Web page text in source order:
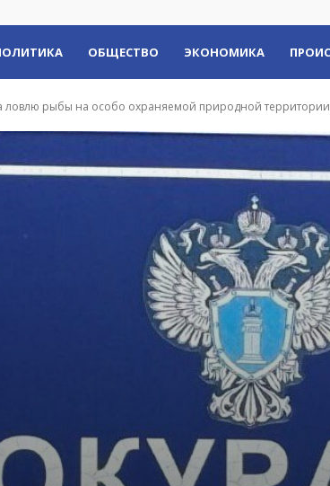
ОБЩЕСТВО ЭКОНОМИКА
ловлю рыбы на особо охраняемой природной территории